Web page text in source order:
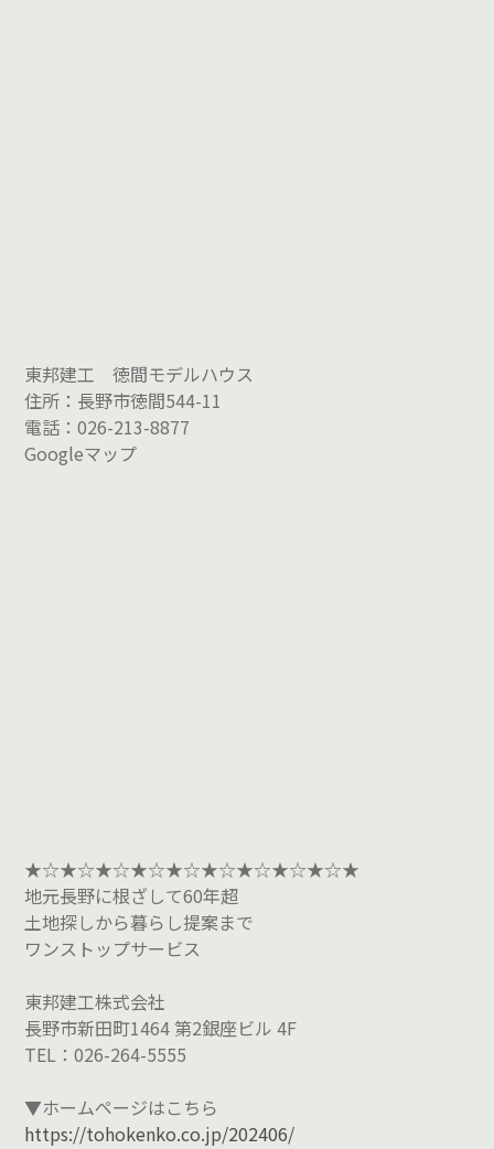
東邦建工 徳間モデルハウス
住所：長野市徳間544-11
電話：026-213-8877
Googleマップ
★☆★☆★☆★☆★☆★☆★☆★☆★☆★
地元長野に根ざして60年超
土地探しから暮らし提案まで
ワンストップサービス
東邦建工株式会社
長野市新田町1464 第2銀座ビル 4F
TEL：026-264-5555
▼ホームページはこちら
https://tohokenko.co.jp/202406/